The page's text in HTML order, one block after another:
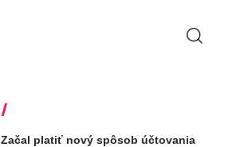
Začal platiť nový spôsob účtovania